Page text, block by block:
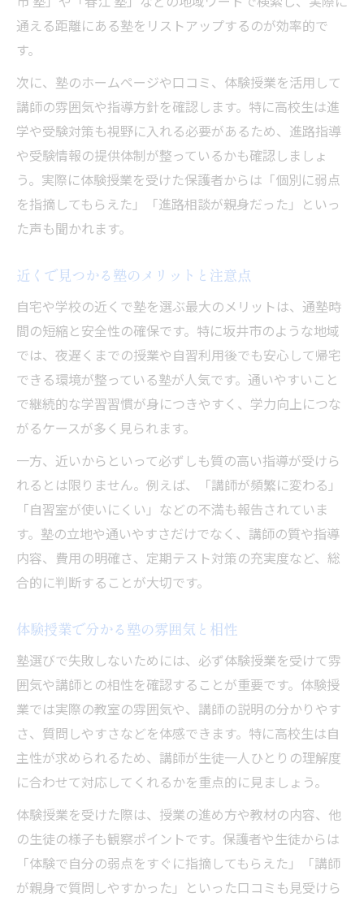
通える距離にある塾をリストアップするのが効率的で
す。
次に、塾のホームページや口コミ、体験授業を活用して
講師の雰囲気や指導方針を確認します。特に高校生は進
学や受験対策も視野に入れる必要があるため、進路指導
や受験情報の提供体制が整っているかも確認しましょ
う。実際に体験授業を受けた保護者からは「個別に弱点
を指摘してもらえた」「進路相談が親身だった」といっ
た声も聞かれます。
近くで見つかる塾のメリットと注意点
自宅や学校の近くで塾を選ぶ最大のメリットは、通塾時
間の短縮と安全性の確保です。特に坂井市のような地域
では、夜遅くまでの授業や自習利用後でも安心して帰宅
できる環境が整っている塾が人気です。通いやすいこと
で継続的な学習習慣が身につきやすく、学力向上につな
がるケースが多く見られます。
一方、近いからといって必ずしも質の高い指導が受けら
れるとは限りません。例えば、「講師が頻繁に変わる」
「自習室が使いにくい」などの不満も報告されていま
す。塾の立地や通いやすさだけでなく、講師の質や指導
内容、費用の明確さ、定期テスト対策の充実度など、総
合的に判断することが大切です。
体験授業で分かる塾の雰囲気と相性
塾選びで失敗しないためには、必ず体験授業を受けて雰
囲気や講師との相性を確認することが重要です。体験授
業では実際の教室の雰囲気や、講師の説明の分かりやす
さ、質問しやすさなどを体感できます。特に高校生は自
主性が求められるため、講師が生徒一人ひとりの理解度
に合わせて対応してくれるかを重点的に見ましょう。
体験授業を受けた際は、授業の進め方や教材の内容、他
の生徒の様子も観察ポイントです。保護者や生徒からは
「体験で自分の弱点をすぐに指摘してもらえた」「講師
が親身で質問しやすかった」といった口コミも見受けら